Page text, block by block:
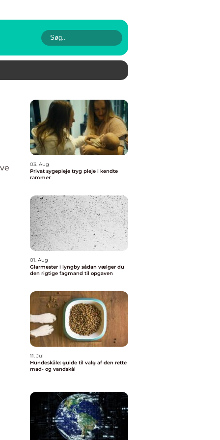
03. Aug
Privat sygepleje tryg pleje i kendte
rammer
01. Aug
Glarmester i lyngby sådan vælger du
den rigtige fagmand til opgaven
11. Jul
Hundeskåle: guide til valg af den rette
mad- og vandskål